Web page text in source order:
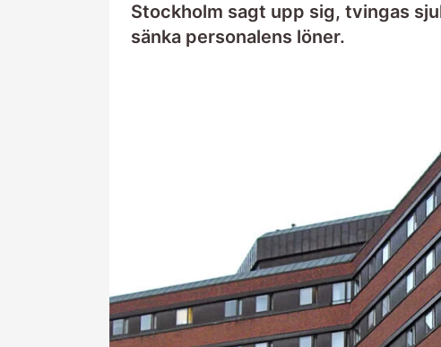
Stockholm sagt upp sig, tvingas
sänka personalens löner.